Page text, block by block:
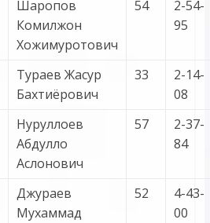
Шаропов
Комилжон
Хожимуротович
54
2-54-
95
Тураев Жасур
Бахтиёрович
33
2-14-
08
Нуруллоев
Абдулло
Аслонович
57
2-37-
84
Джураев
Мухаммад
52
4-43-
00